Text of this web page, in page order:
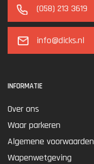
(058) 213 3619
info@dicks.nl
INFORMATIE
Over ons
Waar parkeren
Algemene voorwaarden
Wapenwetgeving